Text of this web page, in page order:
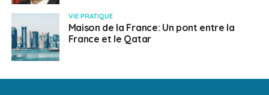
VIE PRATIQUE
Maison de la France: Un pont entre la
France et le Qatar